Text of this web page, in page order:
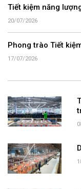
Tiết kiệm năng
20/07/2026
Phong trào Tiết
17/07/2026